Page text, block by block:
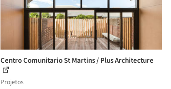
Centro Comunitario St Martins / Plus Architecture
Projetos